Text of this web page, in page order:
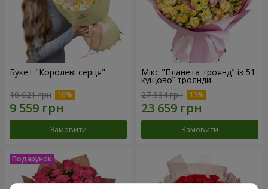
Букет "Королеві серця"
10 621 грн
Замовити
Мікс "Планета троянд" із 51
кущової троянди
27 834 грн
Замовити